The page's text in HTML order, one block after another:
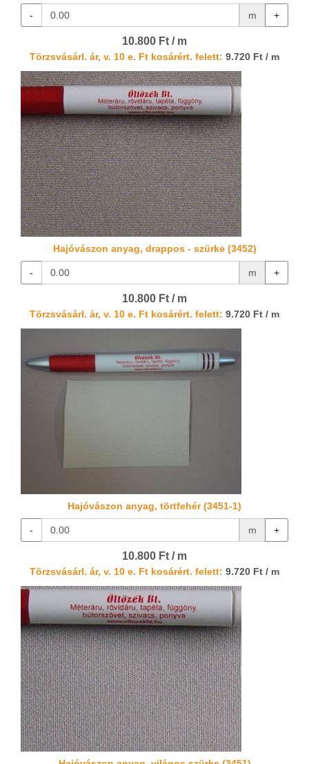
- m +
10.800 Ft / m
Törzsvásárl. ár, v. 10 e. Ft kosárért. felett: 9.720 Ft / m
Hajóvászon anyag, drappos - szürke (3452)
- m +
10.800 Ft / m
Törzsvásárl. ár, v. 10 e. Ft kosárért. felett: 9.720 Ft / m
Hajóvászon anyag, törtfehér (3451-1)
- m +
10.800 Ft / m
Törzsvásárl. ár, v. 10 e. Ft kosárért. felett: 9.720 Ft / m